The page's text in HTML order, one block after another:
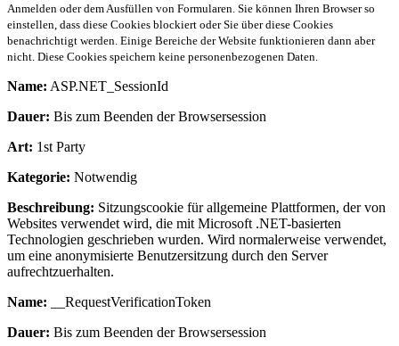
Anmelden oder dem Ausfüllen von Formularen. Sie können Ihren Browser so
einstellen, dass diese Cookies blockiert oder Sie über diese Cookies
benachrichtigt werden. Einige Bereiche der Website funktionieren dann aber
nicht. Diese Cookies speichern keine personenbezogenen Daten.
Name: ASP.NET_SessionId
Dauer: Bis zum Beenden der Browsersession
Art: 1st Party
Kategorie: Notwendig
Beschreibung: Sitzungscookie für allgemeine Plattformen, der von
Websites verwendet wird, die mit Microsoft .NET-basierten
Technologien geschrieben wurden. Wird normalerweise verwendet,
um eine anonymisierte Benutzersitzung durch den Server
aufrechtzuerhalten.
Name: __RequestVerificationToken
Dauer: Bis zum Beenden der Browsersession